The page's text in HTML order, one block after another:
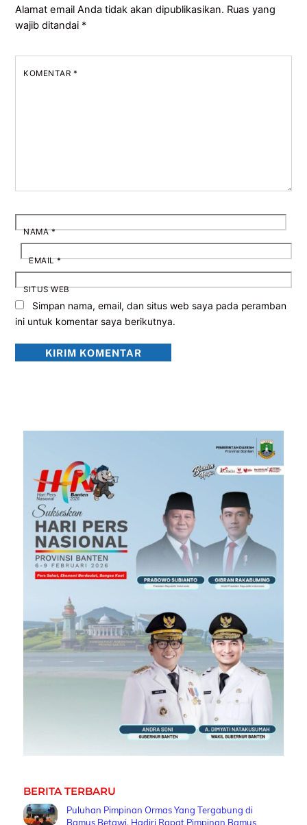
Alamat email Anda tidak akan dipublikasikan. Ruas yang
wajib ditandai *
KOMENTAR *
NAMA*
EMAIL*
SITUS WEB
Simpan nama, email, dan situs web saya pada peramban
ini untuk komentar saya berikutnya.
BERITA TERBARU
Puluhan Pimpinan Ormas Yang Tergabung di
Bamus Betawi, Hadiri Rapat Pimpinan Bamus